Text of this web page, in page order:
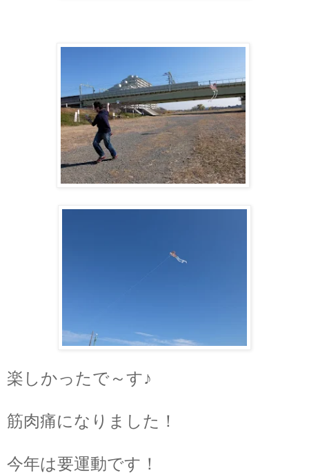
楽しかったで～す♪
筋肉痛になりました！
今年は要運動です！